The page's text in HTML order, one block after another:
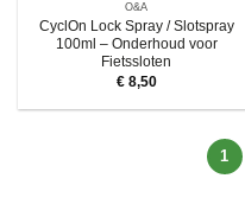
O&A
CyclOn Lock Spray / Slotspray
100ml – Onderhoud voor
Fietssloten
€8,50
1